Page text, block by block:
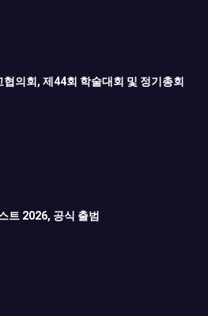
의회, 제44회 학술대회 및 정기총회
트 2026, 공식 출범